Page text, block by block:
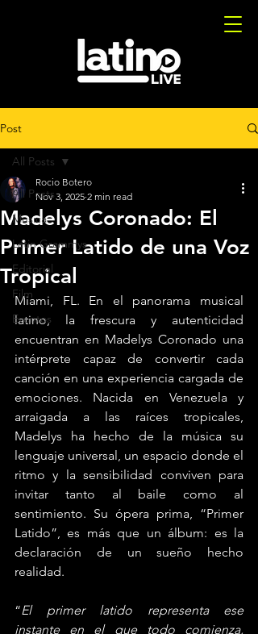
Post
All Posts
Musica
Latin Grammys
Editorial
Film
Eventos
All Posts
Madelys Coronado: El
Primer Latido de una Voz
Tropical
Rocio Botero
Nov 3, 2025 2 min read
Miami, FL. En el panorama musical
latino, la frescura y autenticidad
encuentran en Madelys Coronado una
intérprete capaz de convertir cada
canción en una experiencia cargada de
emociones. Nacida en Venezuela y
arraigada a las raíces tropicales,
Madelys ha hecho de la música su
lenguaje universal, un espacio donde el
ritmo y la sensibilidad conviven para
invitar tanto al baile como al
sentimiento. Su ópera prima, “Primer
Latido”, es más que un álbum: es la
declaración de un sueño hecho
realidad.
“El primer latido representa ese
instante en el que todo comienza,